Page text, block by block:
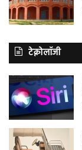
टेक्नोलॉजी